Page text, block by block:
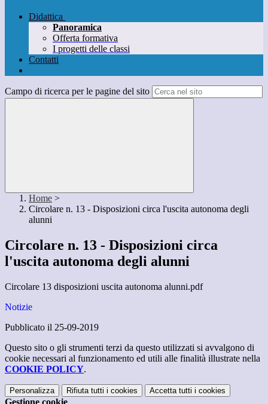
Didattica
Panoramica
Offerta formativa
I progetti delle classi
Contatti
Campo di ricerca per le pagine del sito
Home >
Circolare n. 13 - Disposizioni circa l'uscita autonoma degli
alunni
Circolare n. 13 - Disposizioni circa
l'uscita autonoma degli alunni
Circolare 13 disposizioni uscita autonoma alunni.pdf
Notizie
Pubblicato il 25-09-2019
Questo sito o gli strumenti terzi da questo utilizzati si avvalgono di
cookie necessari al funzionamento ed utili alle finalità illustrate nella
COOKIE POLICY.
Personalizza Rifiuta tutti i cookies Accetta tutti i cookies